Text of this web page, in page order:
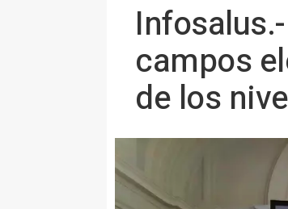
campos
de los